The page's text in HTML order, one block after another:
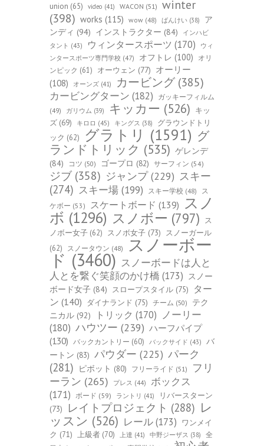
union (65) video (41) WACON (51) winter
(398) works (115) wow (48) ばんけい (38)
ア
ンディ (94) インストラクター (84)
インハビ
タント (43) ウィンタースポーツ (170)
ウィ
ンタースポーツ専門学校 (47) オフトレ (100)
オリ
ンピック (61) オーウェン (77) オーリー
(108)
オーンズ (41) カービング (385)
カービングターン (182)
ガッキーフィルム
(49)
ガリウム (39) キッカー (526) キッ
ズ (69) キロロ (45) キングス (38)
グラウンドトリ
ック (62) グラトリ (1591) グ
ランドトリック (535) ゲレンデ
(84)
コツ (50) ゴープロ (82) サーフィン (54)
ジブ (358) ジャンプ(229) スキー
(274) スキー場 (199) スキー学校 (48)
ス
ケボー (53) スケートボード (139) スノ
ボ (1296) スノボー (797)
ス
ノボー女子 (62) スノボ女子 (73)
スノーガール
(62)
スノータウン (48) スノーボー
ド (3460) スノーボードは人と
人とを繋ぐ笑顔のかけ橋 (173)
スノー
ボード女子 (84) スロープスタイル (75)
ター
ン (140) ダイナランド (75) チーム (50)
テク
ニカル (92) トリック (170) ノーリー
(180) ハウツー (239) ハーフパイプ
(130)
バックカントリー (60) バックサイド (43)
バ
ートン (83) パウダー (225) パーク
(281)
ピボット (80) フリーライド (51)
フリ
ーラン (265) プレス (44)
ボックス
(171)
ボード (59) ラントリ (41)
リバースターン
(73)
レイトプロジェクト (288) レ
ッスン (526) レール(173) ワンメイ
ク (71) 上級者 (70) 上達 (41) 中野ジーザス (38)
全